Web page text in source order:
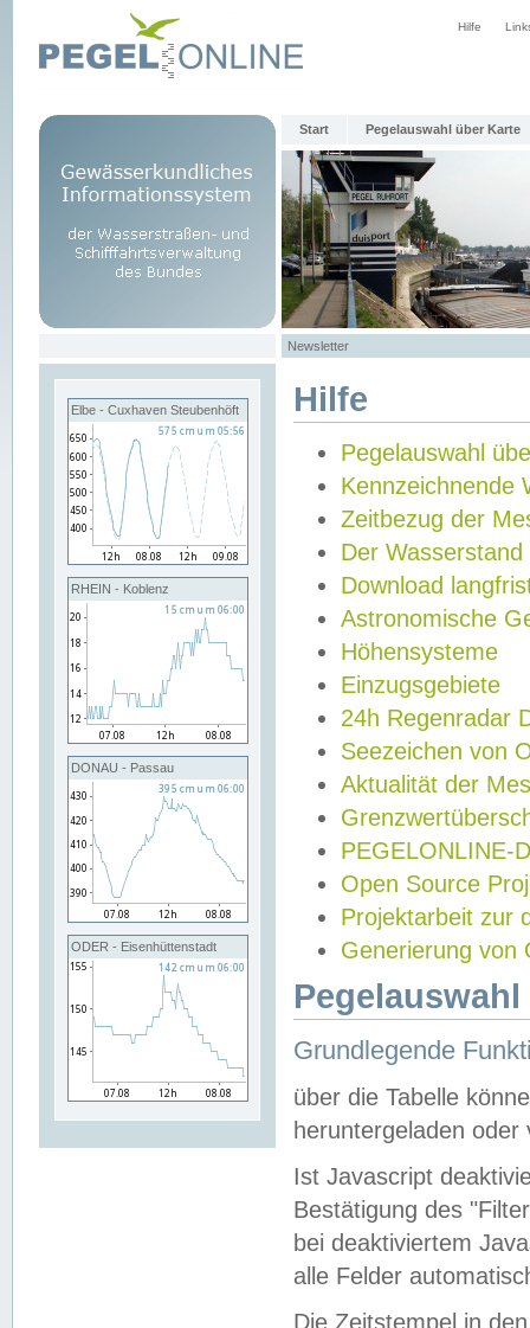
Hilfe
Start Pegelauswahl über Karte
Newsletter
Elbe - Cuxhaven Steubenhöft
RHEIN - Koblenz
DONAU - Passau
ODER - Eisenhüttenstadt
Hilfe
Pegelauswahl
Kennzeichnende
Zeitbezug der
Der Wasserstand
Download
Astronomische
Höhensysteme
Einzugsgebiete
24h Regenradar
Seezeichen von
Aktualität der
PEGELONLINE-
Open Source
Projektarbeit zur
Generierung von
Grundlegende
über die Tabelle
heruntergeladen oder
Ist Javascript
Bestätigung des
bei deaktiviertem
alle Felder
Die Zeitstempel in